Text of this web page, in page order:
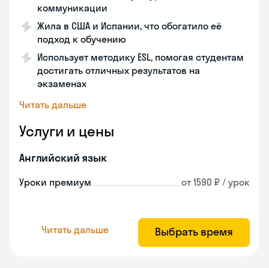
коммуникации
Жила в США и Испании, что обогатило её
подход к обучению
Использует методику ESL, помогая студентам
достигать отличных результатов на
экзаменах
Читать дальше
Услуги и цены
Английский язык
Уроки премиум от 1590 ₽ / урок
Читать дальше Выбрать время